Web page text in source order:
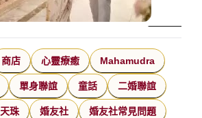
商店 心靈療癒 Mahamudra
單身聯誼 童話 二婚聯誼
天珠 婚友社 婚友社常見問題